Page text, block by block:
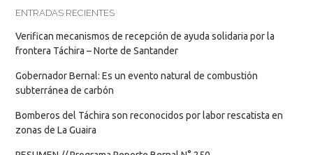
ENTRADAS RECIENTES
Verifican mecanismos de recepción de ayuda solidaria por la
frontera Táchira – Norte de Santander
Gobernador Bernal: Es un evento natural de combustión
subterránea de carbón
Bomberos del Táchira son reconocidos por labor rescatista en
zonas de La Guaira